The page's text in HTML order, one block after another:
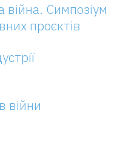
Симпозіум
проєктів
війни